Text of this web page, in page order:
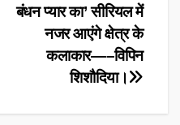
बंधन प्यार का’ सीरियल में
नजर आएंगे क्षेत्र के
कलाकार—–विपिन
शिशौदिया।